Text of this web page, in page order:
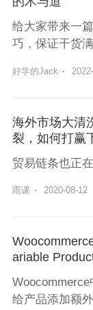
给大家带来一
巧，保证干货满
好学的Jack ·
海外市场大清
裂，如何打赢
贸易链条也正
雨课 · 2020-08-12
ariable
给产品添加额